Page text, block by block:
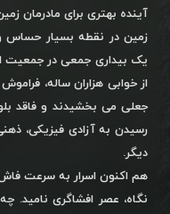
آینده بهتری برای مادرمان
زمین در نقطه بسیار حساس و
یک بیداری جمعی در جمعیت
از خوابی هزاران ساله،
جعلی می بخشیدند و فاقد
رسیدن به آزادی فیزیکی،
دیگر.
هم اکنون اسرار به سرعت
نگاه، عصر افشاگری